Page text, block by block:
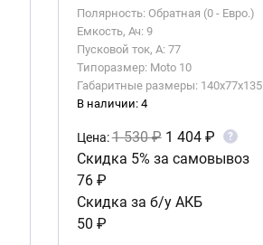
Полярность: Обратная (0 - Евро.)
Емкость, Ач: 9
Пусковой ток, А: 77
Типоразмер: Moto 10
Габаритные размеры: 140x77x135
В наличии: 4
Цена:1 530 ₽ 1 404 ₽ ?
Скидка 5% за самовывоз
76 ₽
Скидка за б/у АКБ
50 ₽